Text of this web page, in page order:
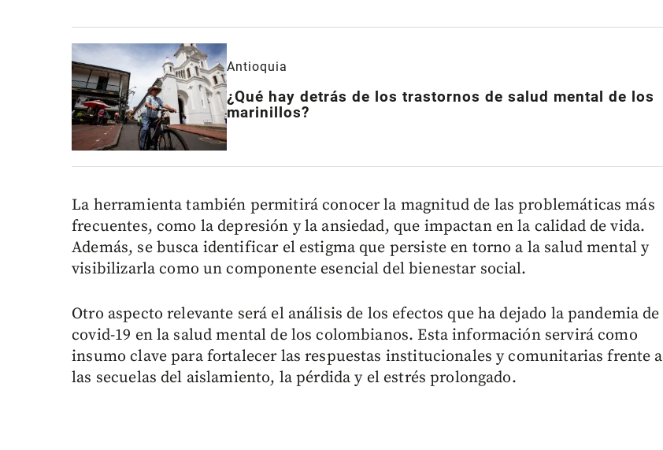
Antioquia
¿Qué hay detrás de los trastornos de salud mental de los
marinillos?
La herramienta también permitirá conocer la magnitud de las problemáticas más
frecuentes, como la depresión y la ansiedad, que impactan en la calidad de vida.
Además, se busca identificar el estigma que persiste en torno a la salud mental y
visibilizarla como un componente esencial del bienestar social.
Otro aspecto relevante será el análisis de los efectos que ha dejado la pandemia de
covid-19 en la salud mental de los colombianos. Esta información servirá como
insumo clave para fortalecer las respuestas institucionales y comunitarias frente a
las secuelas del aislamiento, la pérdida y el estrés prolongado.